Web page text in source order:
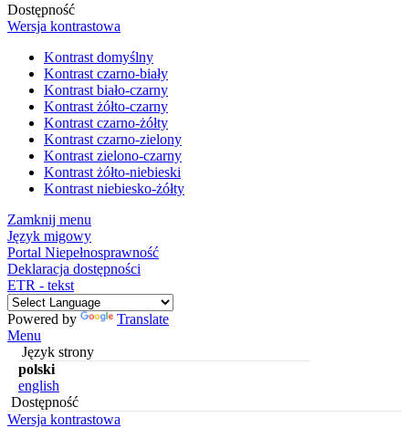
Dostępność
Wersja kontrastowa
Kontrast domyślny
Kontrast czarno-biały
Kontrast biało-czarny
Kontrast żółto-czarny
Kontrast czarno-żółty
Kontrast czarno-zielony
Kontrast zielono-czarny
Kontrast żółto-niebieski
Kontrast niebiesko-żółty
Zamknij menu
Język migowy
Portal Niepełnosprawność
Deklaracja dostępności
ETR - tekst
Powered by
Translate
Menu
Język strony
polski
english
Dostępność
Wersja kontrastowa